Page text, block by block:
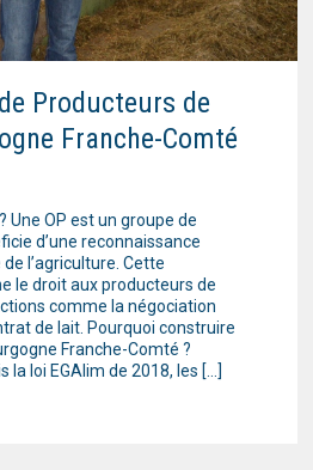
Producteurs de
Franche-Comté
Une OP est un groupe de
d’une reconnaissance
l’agriculture. Cette
le droit aux producteurs de
comme la négociation
de lait. Pourquoi construire
Franche-Comté ?
la loi EGAlim de 2018, les […]